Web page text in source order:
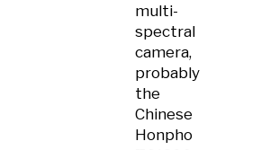
multi-
spectral
camera,
probably
the
Chinese
Honpho